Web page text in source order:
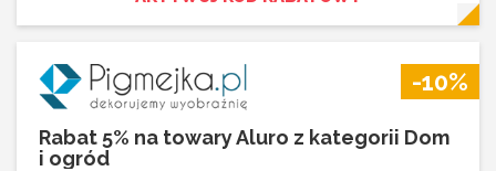
-10%
Rabat 5% na towary Aluro z kategorii Dom
i ogród